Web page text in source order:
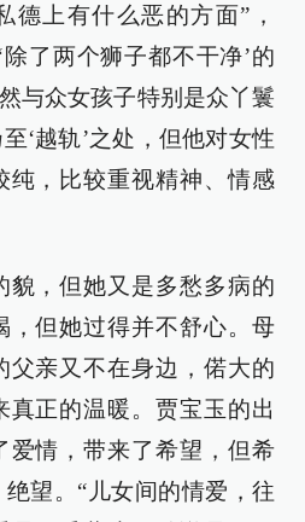
德上有什么恶的方面”，
了两个狮子都不干净’的
与众女孩子特别是众丫鬟
‘越轨’之处，但他对女性
纯，比较重视精神、情感
貌，但她又是多愁多病的
，但她过得并不舒心。母
父亲又不在身边，偌大的
真正的温暖。贾宝玉的出
爱情，带来了希望，但希
望。“儿女间的情爱，往